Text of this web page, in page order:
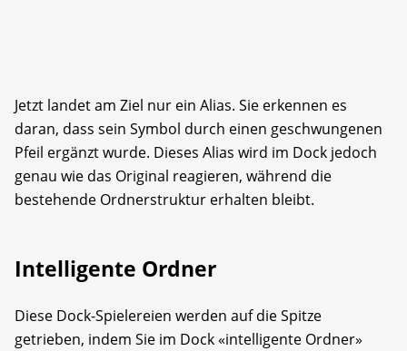
Jetzt landet am Ziel nur ein Alias. Sie erkennen es
daran, dass sein Symbol durch einen geschwungenen
Pfeil ergänzt wurde. Dieses Alias wird im Dock jedoch
genau wie das Original reagieren, während die
bestehende Ordnerstruktur erhalten bleibt.
Intelligente Ordner
Diese Dock-Spielereien werden auf die Spitze
getrieben, indem Sie im Dock «intelligente Ordner»